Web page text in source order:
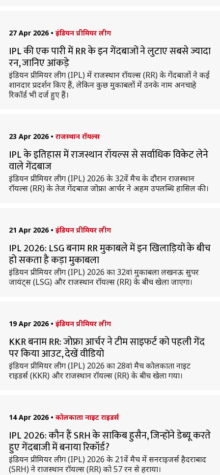
27 Apr 2026 • इंडियन प्रीमियर लीग
IPL की एक पारी में RR के इन गेंदबाजों ने लुटाए सबसे ज्यादा
रन, जानिए आंकड़े
इंडियन प्रीमियर लीग (IPL) में राजस्थान रॉयल्स (RR) के गेंदबाजों ने कई
शानदार प्रदर्शन किए हैं, लेकिन कुछ मुकाबलों में उनके नाम अनचाहे
रिकॉर्ड भी दर्ज हुए हैं।
23 Apr 2026 • राजस्थान रॉयल्स
IPL के इतिहास में राजस्थान रॉयल्स से सर्वाधिक विकेट लेने
वाले गेंदबाज
इंडियन प्रीमियर लीग (IPL) 2026 के 32वें मैच के दौरान राजस्थान
रॉयल्स (RR) के तेज गेंदबाज जोफ्रा आर्चर ने अहम उपलब्धि हासिल की।
21 Apr 2026 • इंडियन प्रीमियर लीग
IPL 2026: LSG बनाम RR मुकाबले में इन खिलाड़ियों के बीच
हो सकता है कड़ा मुकाबला
इंडियन प्रीमियर लीग (IPL) 2026 का 32वां मुकाबला लखनऊ सुपर
जायंट्स (LSG) और राजस्थान रॉयल्स (RR) के बीच खेला जाएगा।
19 Apr 2026 • इंडियन प्रीमियर लीग
KKR बनाम RR: जोफ्रा आर्चर ने टीम साइफर्ट को पहली गेंद
पर किया आउट, देखें वीडियो
इंडियन प्रीमियर लीग (IPL) 2026 का 28वां मैच कोलकाता नाइट
राइडर्स (KKR) और राजस्थान रॉयल्स (RR) के बीच खेला गया।
14 Apr 2026 • कोलकाता नाइट राइडर्स
IPL 2026: कौन हैं SRH के साकिब हुसैन, जिन्होंने डेब्यू करते
हुए गेंदबाजी में बनाया रिकॉर्ड?
इंडियन प्रीमियर लीग (IPL) 2026 के 21वें मैच में सनराइजर्स हैदराबाद
(SRH) ने राजस्थान रॉयल्स (RR) को 57 रन से हराया।